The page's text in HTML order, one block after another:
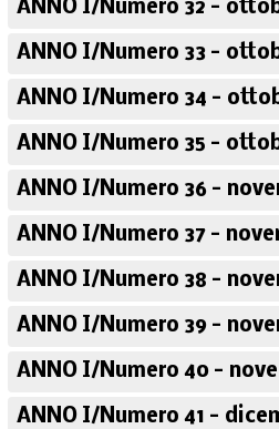
ANNO I/Numero 32 -
ANNO I/Numero 33 -
ANNO I/Numero 34 -
ANNO I/Numero 35 -
ANNO I/Numero 36 -
ANNO I/Numero 37 -
ANNO I/Numero 38 -
ANNO I/Numero 39 -
ANNO I/Numero 40 -
ANNO I/Numero 41 -